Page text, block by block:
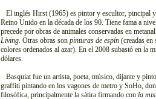
El inglés Hirst (1965) es pintor y escultor, pincipal y
Reino Unido en la década de los 90. Tiene fama a
precede por obras de animales conservadas en
Living . Otras obras son pinturas de espín (creadas
colores ordenados al azar). En el 2008 subastó en la
dólares.
Basquiat fue un artista, poeta, músico, dijante y
graffiti pintando en los vagones de metro y SoHo,
filosófica, principalmente la sátira firmando con la